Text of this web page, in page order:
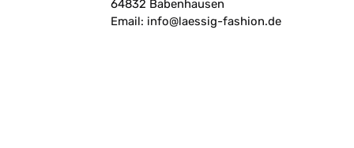
64832 Babenhausen
Email: info@laessig-fashion.de